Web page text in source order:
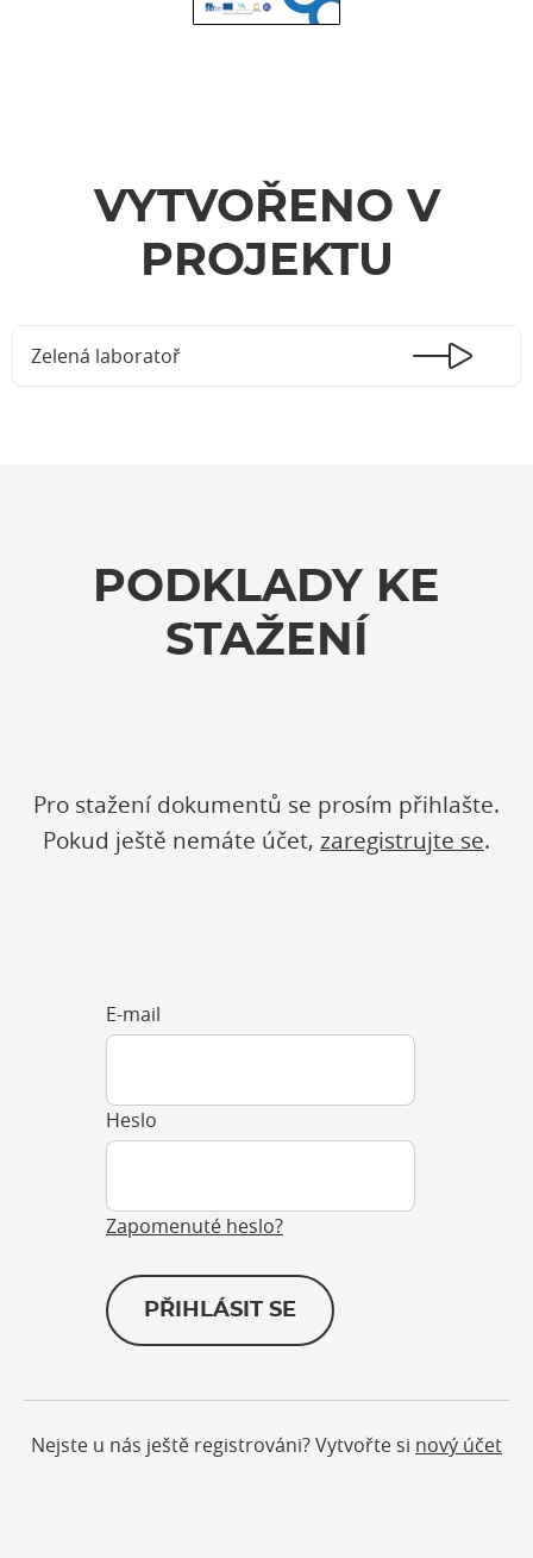
VYTVOŘENO V
PROJEKTU
Zelená laboratoř
PODKLADY KE
STAŽENÍ
Pro stažení dokumentů se prosím přihlašte.
Pokud ještě nemáte účet, zaregistrujte se.
E-mail
Heslo
Zapomenuté heslo?
PŘIHLÁSIT SE
Nejste u nás ještě registrováni? Vytvořte si nový účet